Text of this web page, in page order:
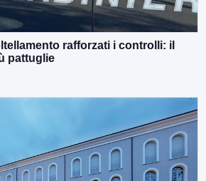
rafforzati i controlli: il
pattuglie